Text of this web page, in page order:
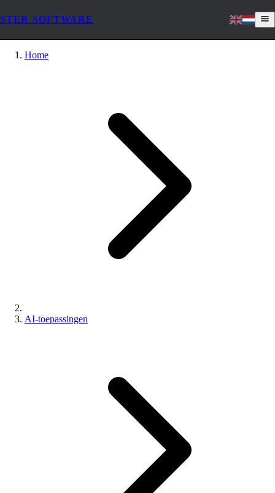
STER SOFTWARE
Home
AI-toepassingen